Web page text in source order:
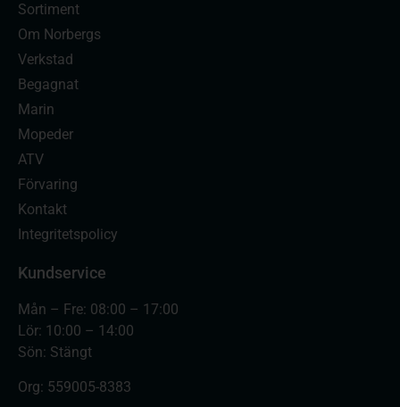
Sortiment
Om Norbergs
Verkstad
Begagnat
Marin
Mopeder
ATV
Förvaring
Kontakt
Integritetspolicy
Kundservice
Mån – Fre: 08:00 – 17:00
Lör: 10:00 – 14:00
Sön: Stängt
Org: 559005-8383